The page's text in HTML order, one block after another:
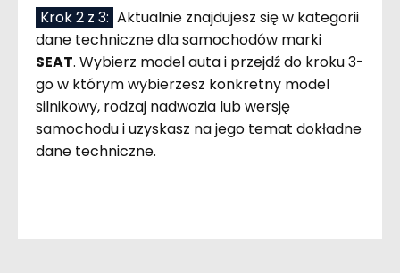
Krok 2 z 3: Aktualnie znajdujesz się w kategorii
dane techniczne dla samochodów marki
SEAT. Wybierz model auta i przejdź do kroku 3-
go w którym wybierzesz konkretny model
silnikowy, rodzaj nadwozia lub wersję
samochodu i uzyskasz na jego temat dokładne
dane techniczne.